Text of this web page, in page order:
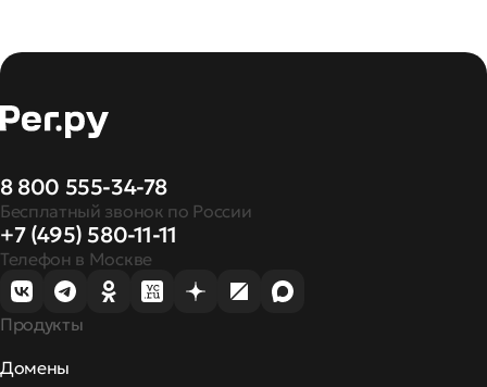
8 800 555-34-78
Бесплатный звонок по России
+7 (495) 580-11-11
Телефон в Москве
Продукты
Домены